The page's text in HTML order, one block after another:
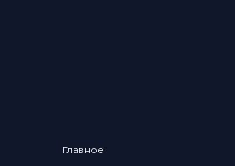
Главное